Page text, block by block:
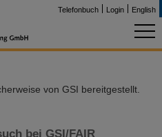
Telefonbuch Login English
von GSI bereitgestellt.
bei GSI/FAIR